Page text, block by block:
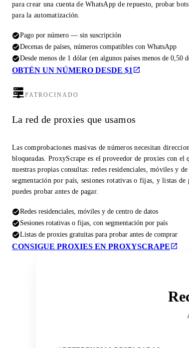
para crear una cuenta de WhatsApp de repuesto, probar
para la automatización.
Pago por número — sin suscripción
Decenas de países, números compatibles con WhatsApp
Desde menos de 1 dólar (en algunos países menos de 0,50
OBTÉN UN NÚMERO DESDE $1
PATROCINADO
La red de proxies que usamos
Las comprobaciones masivas de números necesitan
bloqueadas. ProxyScrape es el proveedor de proxies con el
nuestras propias consultas: redes residenciales, móviles y
segmentación por país, sesiones rotativas o fijas, y listas de
puedes probar antes de pagar.
Redes residenciales, móviles y de centro de datos
Sesiones rotativas o fijas, con segmentación por país
Listas de proxies gratuitas para probar antes de comprar
CONSIGUE PROXIES EN PROXYSCRAPE